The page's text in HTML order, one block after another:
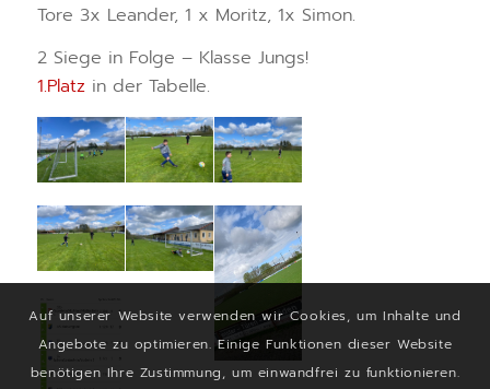
Tore 3x Leander, 1 x Moritz, 1x Simon.
2 Siege in Folge – Klasse Jungs!
1.Platzin der Tabelle.
Auf unserer Website verwenden wir Cookies, um Inhalte und
Angebote zu optimieren. Einige Funktionen dieser Website
benötigen Ihre Zustimmung, um einwandfrei zu funktionieren.